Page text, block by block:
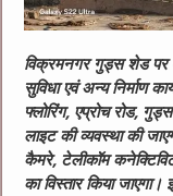
विक्रमनगर गुड्स शेड पर
सुविधा एवं अन्य निर्माण
फ्लोरिंग, एप्रोच रोड,
लाइट की व्यवस्था की
कैमरे, टेलीकॉम
का विस्तार किया जाएगा।